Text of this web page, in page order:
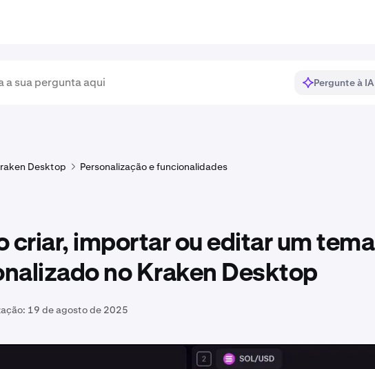
Pergunte à IA
Desktop Personalização e funcionalidades
criar, importar ou editar um tema
no Kraken Desktop
19 de agosto de 2025